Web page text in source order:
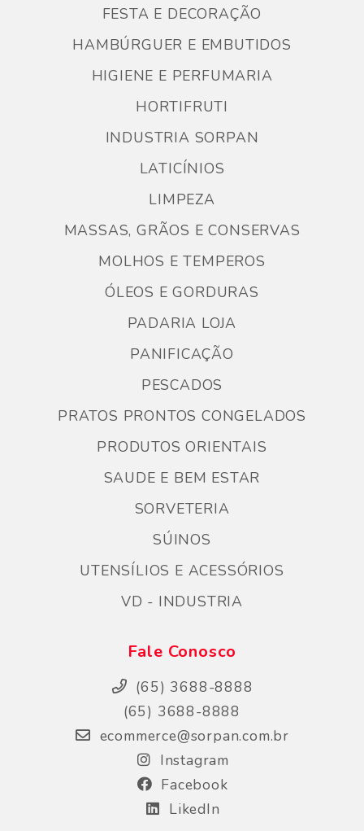
FESTA E DECORAÇÃO
HAMBÚRGUER E EMBUTIDOS
HIGIENE E PERFUMARIA
HORTIFRUTI
INDUSTRIA SORPAN
LATICÍNIOS
LIMPEZA
MASSAS, GRÃOS E CONSERVAS
MOLHOS E TEMPEROS
ÓLEOS E GORDURAS
PADARIA LOJA
PANIFICAÇÃO
PESCADOS
PRATOS PRONTOS CONGELADOS
PRODUTOS ORIENTAIS
SAUDE E BEM ESTAR
SORVETERIA
SÚINOS
UTENSÍLIOS E ACESSÓRIOS
VD - INDUSTRIA
Fale Conosco
(65) 3688-8888
(65) 3688-8888
ecommerce@sorpan.com.br
Instagram
Facebook
LikedIn